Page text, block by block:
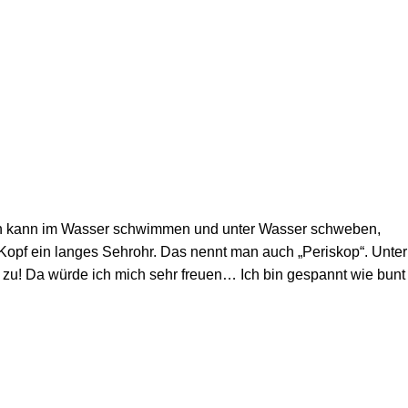
im Wasser schwimmen und unter Wasser schweben,
ein langes Sehrohr. Das nennt man auch „Periskop“. Unter
Da würde ich mich sehr freuen… Ich bin gespannt wie bunt